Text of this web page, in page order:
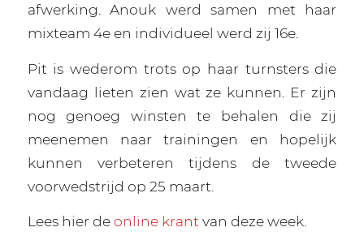
afwerking. Anouk werd samen met haar
mixteam 4e en individueel werd zij 16e.
Pit is wederom trots op haar turnsters die
vandaag lieten zien wat ze kunnen. Er zijn
nog genoeg winsten te behalen die zij
meenemen naar trainingen en hopelijk
kunnen verbeteren tijdens de tweede
voorwedstrijd op 25 maart.
Lees hier deonline krant van deze week.